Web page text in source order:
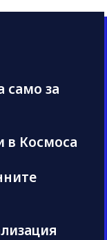
само за
в Космоса